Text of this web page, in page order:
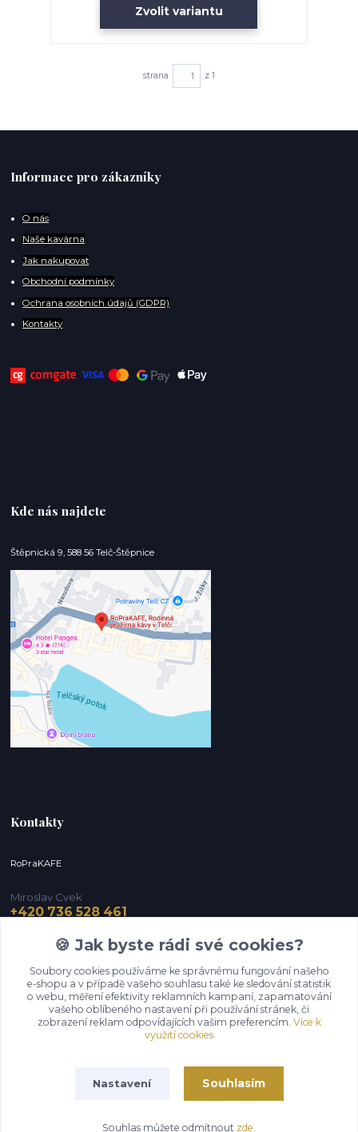
Zvolit variantu
strana z 1
Informace pro zákazníky
O nás
Naše kavárna
Jak nakupovat
Obchodní podmínky
Ochrana osobních údajů (GDPR)
Kontakty
Kde nás najdete
Štěpnická 9, 588 56 Telč-Štěpnice
Kontakty
RoPraKAFE
Miroslav Cvek
+420 736 528 461
Upravit sběr cookies.
🍪 Jak byste rádi své cookies?
Soubory cookies používáme ke správnému fungování našeho
e-shopu a v případě vašeho souhlasu také ke sledování statistik
o webu, měření efektivity reklamních kampaní, zapamatování
vašeho oblíbeného nastavení při používání stránek, či
zobrazení reklam odpovídajících vašim preferencím. Více k
využití cookies
Nastavení Souhlasím
Souhlas můžete odmítnout zde